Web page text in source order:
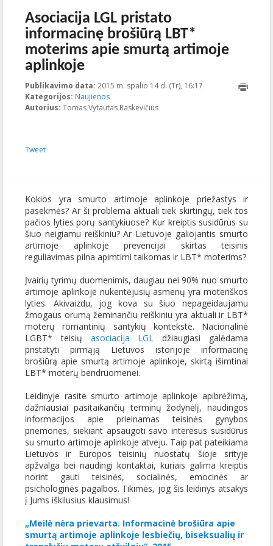
Asociacija LGL pristato
informacinę brošiūrą LBT*
moterims apie smurtą artimoje
aplinkoje
Publikavimo data: 2015 m. spalio 14 d. (Tr), 16:17
Kategorijos: Naujienos
Autorius: Tomas Vytautas Raskevičius
Tweet
Kokios yra smurto artimoje aplinkoje priežastys ir
pasekmės? Ar ši problema aktuali tiek skirtingų, tiek tos
pačios lyties porų santykiuose? Kur kreiptis susidūrus su
šiuo neigiamu reiškiniu? Ar Lietuvoje galiojantis smurto
artimoje aplinkoje prevencijai skirtas teisinis
reguliavimas pilna apimtimi taikomas ir LBT* moterims?
Įvairių tyrimų duomenimis, daugiau nei 90% nuo smurto
artimoje aplinkoje nukentėjusių asmenų yra moteriškos
lyties. Akivaizdu, jog kova su šiuo nepageidaujamu
žmogaus orumą žeminančiu reiškiniu yra aktuali ir LBT*
moterų romantinių santykių kontekste. Nacionalinė
LGBT* teisių asociacija LGL džiaugiasi galėdama
pristatyti pirmąją Lietuvos istorijoje informacinę
brošiūrą apie smurtą artimoje aplinkoje, skirtą išimtinai
LBT* moterų bendruomenei.
Leidinyje rasite smurto artimoje aplinkoje apibrėžimą,
dažniausiai pasitaikančių terminų žodynėlį, naudingos
informacijos apie prieinamas teisinės gynybos
priemones, siekiant apsaugoti savo interesus susidūrus
su smurto artimoje aplinkoje atveju. Taip pat pateikiama
Lietuvos ir Europos teisinių nuostatų šioje srityje
apžvalga bei naudingi kontaktai, kuriais galima kreiptis
norint gauti teisinės, socialinės, emocinės ar
psichologinės pagalbos. Tikimės, jog šis leidinys atsakys
į Jums iškilusius klausimus!
„Meilė nėra prievarta. Informacinė brošiūra apie
smurtą artimoje aplinkoje lesbiečių, biseksualių ir